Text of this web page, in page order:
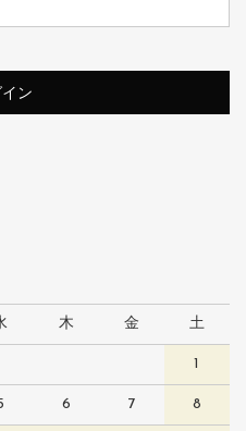
木 金 土
1
6 7 8